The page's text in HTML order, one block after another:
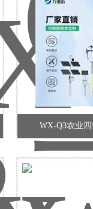
WX-Q3农业